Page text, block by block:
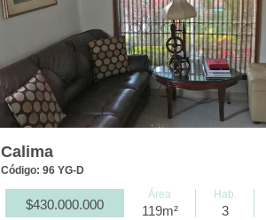
Calima
Código: 96 YG-D
$430.000.000
Área
119m²
Hab.
3